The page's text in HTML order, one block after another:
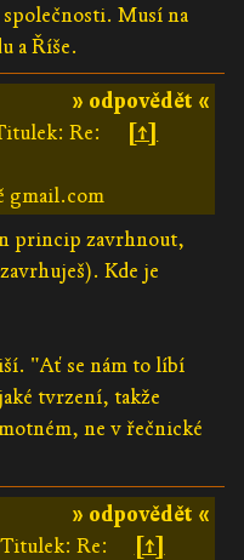
Musí na
a Říše.
» odpovědět «
Re:
[↑]
gmail.com
princip zavrhnout,
Kde je
"Ať se nám to líbí
tvrzení, takže
ne v řečnické
» odpovědět «
Titulek: Re:
[↑]